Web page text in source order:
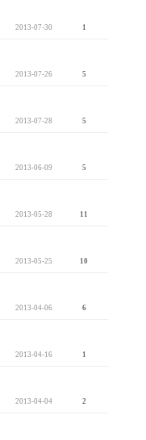
2013-07-30 1
2013-07-26 5
2013-07-28 5
2013-06-09 5
2013-05-28 11
2013-05-25 10
2013-04-06 6
2013-04-16 1
2013-04-04 2